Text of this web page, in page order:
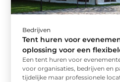
Bedrijven
Tent huren voor
oplossing voor een
Een tent huren voor
voor organisaties, bedrijven en
tijdelijke maar professionele